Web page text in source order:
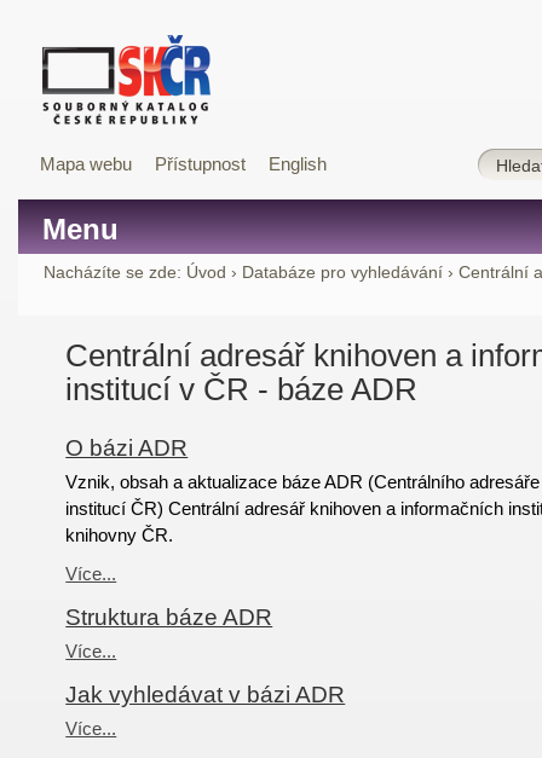
Mapa webu Přístupnost English
Menu
Nacházíte se zde: Úvod › Databáze pro vyhledávání › Centrální
Centrální adresář knihoven a
institucí v ČR - báze ADR
O bázi ADR
Vznik, obsah a aktualizace báze ADR (Centrálního
institucí ČR) Centrální adresář knihoven a informačních
knihovny ČR.
Více...
Struktura báze ADR
Více...
Jak vyhledávat v bázi ADR
Více...